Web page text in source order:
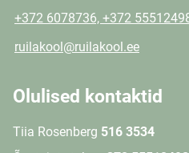
+372 6078736, +372
ruilakool@ruilakool.ee
Olulised kontaktid
Tiia Rosenberg 516 3534